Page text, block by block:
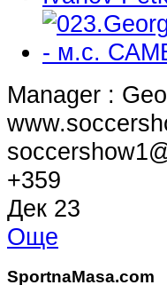
Manager :
+359
Дек 23
Още
SportnaMasa.com